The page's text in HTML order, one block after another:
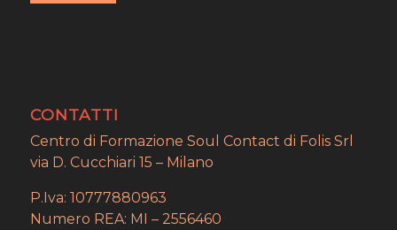
CONTATTI
Centro di Formazione Soul Contact di Folis Srl
via D. Cucchiari 15 – Milano
P.Iva: 10777880963
Numero REA: MI – 2556460